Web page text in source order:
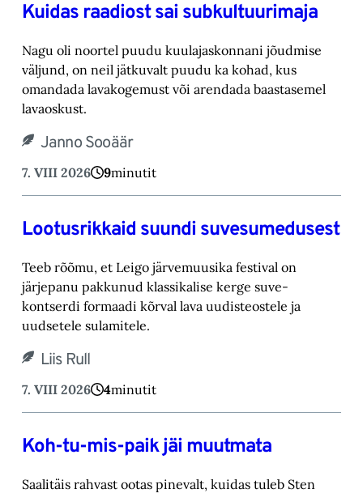
Kuidas raadiost sai subkultuurimaja
Nagu oli noortel puudu kuulajaskonnani jõudmise
väljund, on neil jätkuvalt puudu ka kohad, ‎kus
omandada lavakogemust või arendada baastasemel
lavaoskust.‎
Janno Sooäär
7. VIII 2026 9minutit
Lootusrikkaid suundi suvesumedusest
Teeb rõõmu, et Leigo järvemuusika festival on
järjepanu pakkunud klassikalise kerge suve-‎
kontserdi formaadi kõrval lava uudisteostele ja
uudsetele sulamitele.‎
Liis Rull
7. VIII 2026 4minutit
Koh-tu-mis-paik jäi muutmata
Saalitäis rahvast ootas pinevalt, kuidas tuleb Sten